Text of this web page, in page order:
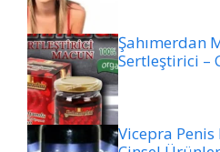
Şahımerdan
Sertleştirici –
Vicepra